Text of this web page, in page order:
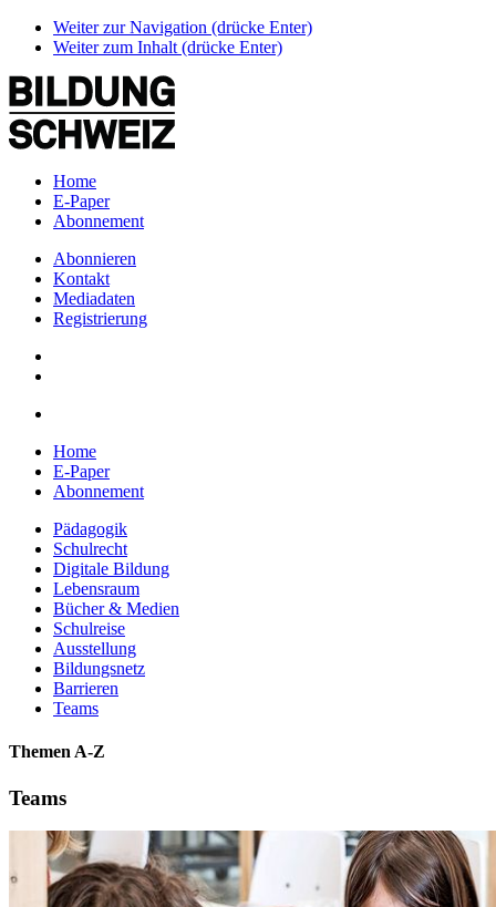
Weiter zur Navigation (drücke Enter)
Weiter zum Inhalt (drücke Enter)
Home
E-Paper
Abonnement
Abonnieren
Kontakt
Mediadaten
Registrierung
Home
E-Paper
Abonnement
Pädagogik
Schulrecht
Digitale Bildung
Lebensraum
Bücher & Medien
Schulreise
Ausstellung
Bildungsnetz
Barrieren
Teams
Themen A-Z
Teams